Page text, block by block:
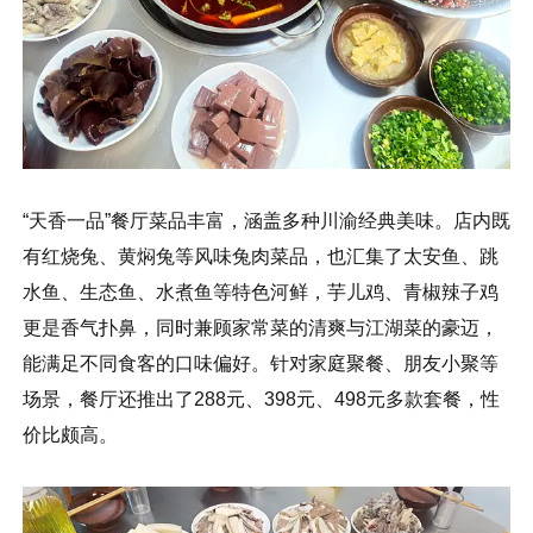
“天香一品”餐厅菜品丰富，涵盖多种川渝经典美味。店内既
有红烧兔、黄焖兔等风味兔肉菜品，也汇集了太安鱼、跳
水鱼、生态鱼、水煮鱼等特色河鲜，芋儿鸡、青椒辣子鸡
更是香气扑鼻，同时兼顾家常菜的清爽与江湖菜的豪迈，
能满足不同食客的口味偏好。针对家庭聚餐、朋友小聚等
场景，餐厅还推出了288元、398元、498元多款套餐，性
价比颇高。